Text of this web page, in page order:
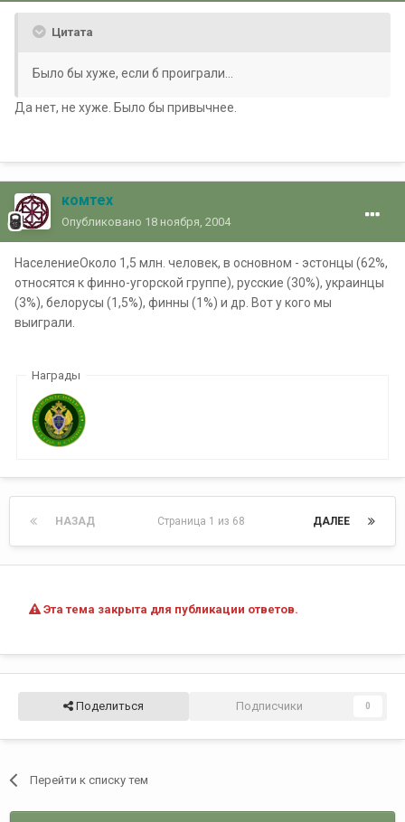
Цитата
Было бы хуже, если б проиграли...
Да нет, не хуже. Было бы привычнее.
комтех
Опубликовано 18 ноября, 2004
НаселениеОколо 1,5 млн. человек, в основном - эстонцы (62%,
относятся к финно-угорской группе), русские (30%), украинцы
(3%), белорусы (1,5%), финны (1%) и др. Вот у кого мы
выиграли.
Награды
НАЗАД ДАЛЕЕ
Страница 1 из 68
Эта тема закрыта для публикации ответов.
Поделиться Подписчики 0
Перейти к списку тем